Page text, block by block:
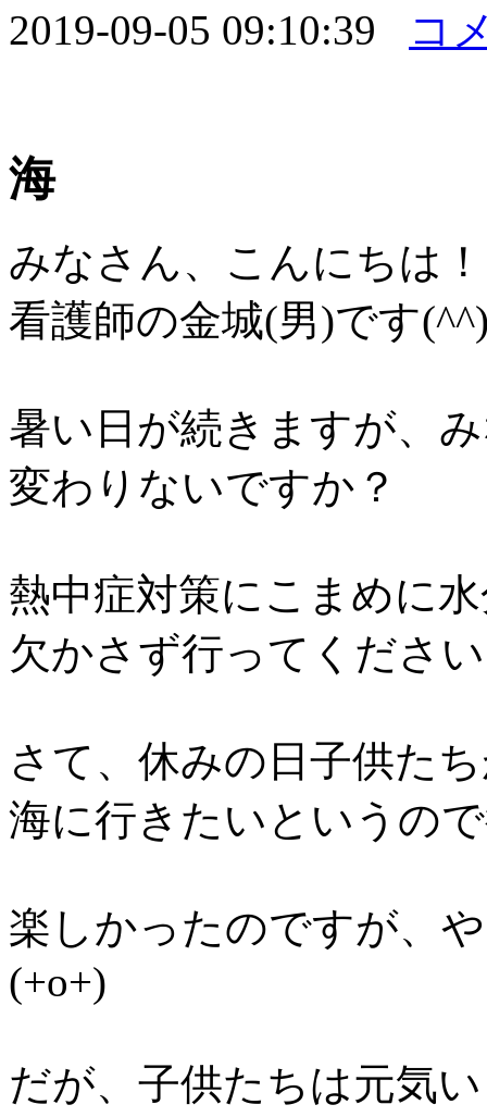
2019-09-05 09:10:39 コ
海
みなさん、こんにちは！
看護師の金城(男)です
暑い日が続きますが、
変わりないですか？
熱中症対策にこまめに
欠かさず行ってくださ
さて、休みの日子供た
海に行きたいというの
楽しかったのですが、
(+o+)
だが、子供たちは元気